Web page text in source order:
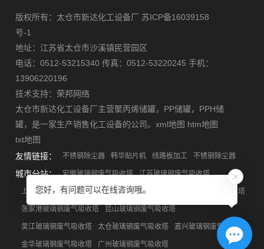
版权所有：太仓市新达化工设备厂 苏ICP备16039158
号-1
地址：江苏省太仓市沙溪镇民营园区
电话：0512-53215340 传真：0512-53220245 手机：
13906220196
技术支持： 荣邦网络
太仓市新达化工设备厂主营聚丙烯储罐， PP储罐， PPH储
罐，是一家生产销售化工设备的公司。xml地图 htm地图
txt地图
友情链接：
不锈钢除尘器 韩华贴片机 线路板加工 不锈钢除尘器
城市分站： 安徽玻璃钢废气吸收塔 江苏玻璃钢废气吸收塔
上海玻璃钢废气吸收塔 浙江玻璃钢废气吸收塔 苏州玻璃钢废气吸收塔
张家港玻璃钢废气吸收塔 昆山玻璃钢废气吸收塔
吴江玻璃钢废气吸收塔 太仓玻璃钢废气吸收塔 嘉兴玻璃钢废气吸收塔
金华玻璃钢废气吸收塔 广州玻璃钢废气吸收塔
您好，有问题可以在线咨询哦。